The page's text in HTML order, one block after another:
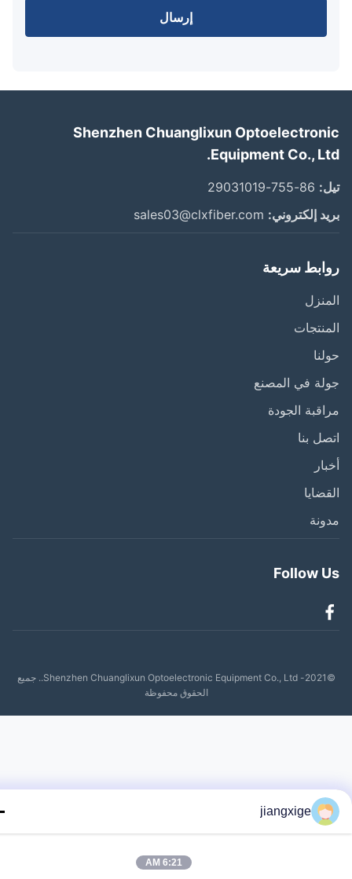
إرسال
Shenzhen Chuanglixun
Equipment Co.,
إلكتروني: sales03@clxfiber.com
سريعة
في المصنع
الجودة
بنا
Follow
©2021- Shenzhen Chuanglixun Optoelectronic Equipment Co., Ltd.. جميع
الحقوق محفوظة
jiangxige
6:21 AM